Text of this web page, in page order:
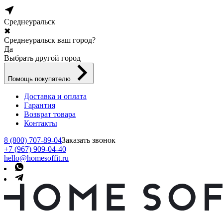
Среднеуральск
✖
Среднеуральск ваш город?
Да
Выбрать другой город
Помощь покупателю
Доставка и оплата
Гарантия
Возврат товара
Контакты
8 (800) 707-89-04Заказать звонок
+7 (967) 909-04-40
hello@homesoffit.ru